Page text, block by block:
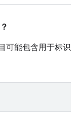
可能包含用于标识